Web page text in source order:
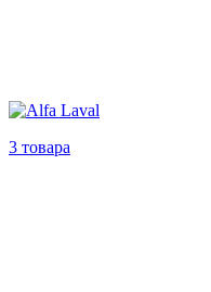
3 товара